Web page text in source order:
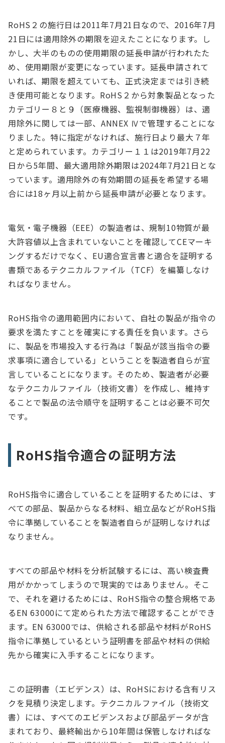
RoHS２の施行日は2011年7月21日なので、2016年7月
21日には適用除外の期限を迎えたことになります。し
かし、大半のものの使用期限の延長申請が行われたた
め、使用期限が変更になっています。延長申請されて
いれば、期限を超えていても、正式決定までは引き続
き使用可能となります。RoHS２から対象製品となった
カテゴリー８と９（医療機器、監視制御機器）は、適
用除外に関しては一部、ANNEX Ⅳで管理することにな
りました。特に指定がなければ、施行日より最大７年
と定められています。カテゴリー１１は2019年7月22
日から5年間、最大適用除外期限は2024年7月21日とな
っています。適用除外の有効期間の延長を希望する場
合には18ヶ月以上前から延長申請が必要となります。
電気・電子機器（EEE）の製造者は、規制10物質が最
大許容値以上含まれていないことを確認してCEマーキ
ングするだけでなく、EU適合宣言書と適合を証明する
書類であるテクニカルファイル（TCF）を編纂しなけ
ればなりません。
RoHS指令の適用範囲内において、自社の製品が指令の
要求を満たすことを確実にする責任を負います。さら
に、製品を市場投入する行為は「製品が該当指令の要
求事項に適合している」ということを製造者自らが宣
言していることになります。そのため、製造者が必要
なテクニカルファイル（技術文書）を作成し、維持す
ることで製品の法令順守を証明することは必要不可欠
です。
RoHS指令適合の証明方法
RoHS指令に適合していることを証明するためには、す
べての部品、製品からなる材料、組立品などがRoHS指
令に準拠していることを製造者自らが証明しなければ
なりません。
すべての部品や材料を分析試験するには、高い検査費
用がかかってしまうので現実的ではありません。そこ
で、それを避けるためには、RoHS指令の整合規格であ
るEN 63000にて定められた方法で確認することができ
ます。EN 63000では、供給される部品や材料がRoHS
指令に準拠しているという証明書を部品や材料の供給
先から確実に入手することになります。
この証明書（エビデンス）は、RoHSにおける含有リス
クを見積り決定します。テクニカルファイル（技術文
書）には、すべてのエビデンスおよび部品データが含
まれており、最終輸出から10年間は保管しなければな